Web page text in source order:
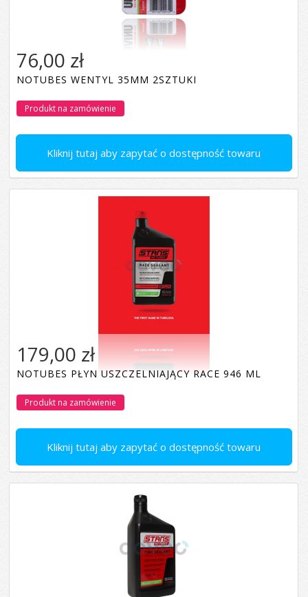
Kliknij tutaj aby zapytać o dostępność towaru
76,00 zł
NOTUBES WENTYL 35MM 2SZTUKI
Produkt na zamówienie
Kliknij tutaj aby zapytać o dostępność towaru
179,00 zł
NOTUBES PŁYN USZCZELNIAJĄCY RACE 946 ML
Produkt na zamówienie